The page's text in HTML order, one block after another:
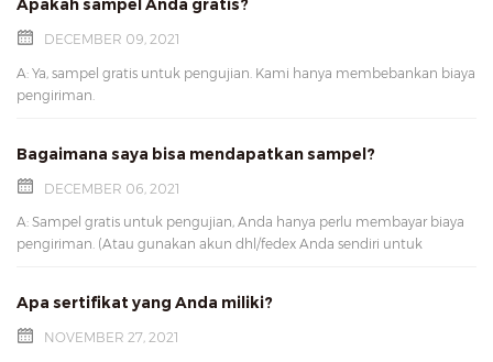
Apakah sampel Anda gratis?
DECEMBER 09, 2021
A: Ya, sampel gratis untuk pengujian. Kami hanya membebankan biaya
pengiriman.
Bagaimana saya bisa mendapatkan sampel?
DECEMBER 06, 2021
A: Sampel gratis untuk pengujian, Anda hanya perlu membayar biaya
pengiriman. (Atau gunakan akun dhl/fedex Anda sendiri untuk
Apa sertifikat yang Anda miliki?
NOVEMBER 27, 2021